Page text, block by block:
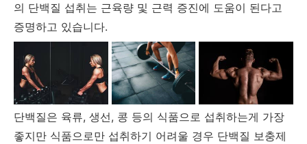
의 단백질 섭취는 근육량 및 근력 증진에 도움이 된다고
증명하고 있습니다.
단백질은 육류, 생선, 콩 등의 식품으로 섭취하는게 가장
좋지만 식품으로만 섭취하기 어려울 경우 단백질 보충제